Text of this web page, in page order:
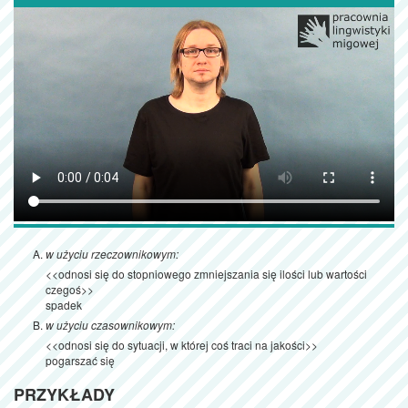
w użyciu rzeczownikowym:
<<odnosi się do stopniowego zmniejszania się ilości lub wartości
czegoś>>
spadek
w użyciu czasownikowym:
<<odnosi się do sytuacji, w której coś traci na jakości>>
pogarszać się
PRZYKŁADY